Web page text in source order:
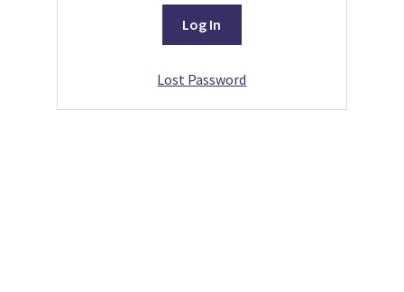
Lost Password